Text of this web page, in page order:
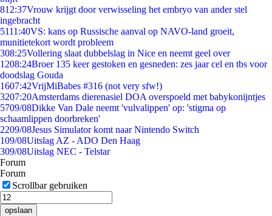
812:37Vrouw krijgt door verwisseling het embryo van ander stel
ingebracht
5111:40VS: kans op Russische aanval op NAVO-land groeit,
munitietekort wordt probleem
308:25Vollering slaat dubbelslag in Nice en neemt geel over
1208:24Broer 135 keer gestoken en gesneden: zes jaar cel en tbs voor
doodslag Gouda
1607:42VrijMiBabes #316 (not very sfw!)
3207:20Amsterdams dierenasiel DOA overspoeld met babykonijntjes
5709/08Dikke Van Dale neemt 'vulvalippen' op: 'stigma op
schaamlippen doorbreken'
2209/08Jesus Simulator komt naar Nintendo Switch
109/08Uitslag AZ - ADO Den Haag
309/08Uitslag NEC - Telstar
Forum
Forum
Scrollbar gebruiken
opslaan